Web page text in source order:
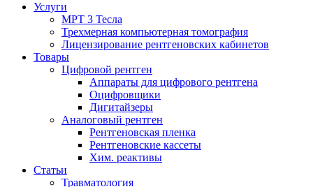
Услуги
МРТ 3 Тесла
Трехмерная компьютерная томография
Лицензирование рентгеновских кабинетов
Товары
Цифровой рентген
Аппараты для цифрового рентгена
Оцифровщики
Дигитайзеры
Аналоговый рентген
Рентгеновская пленка
Рентгеновские кассеты
Хим. реактивы
Статьи
Травматология